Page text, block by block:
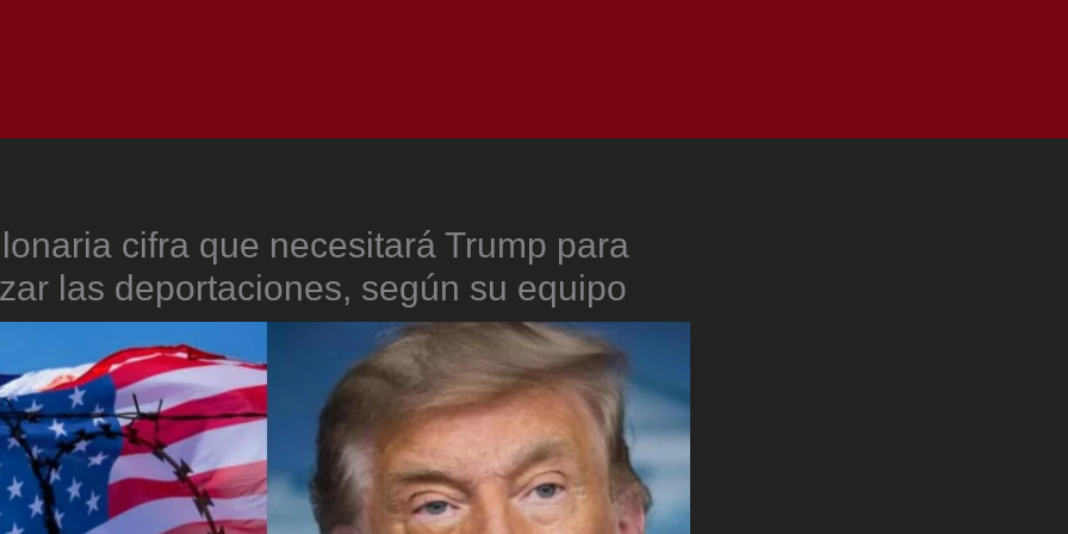
cifra que necesitará Trump para
las deportaciones, según su equipo